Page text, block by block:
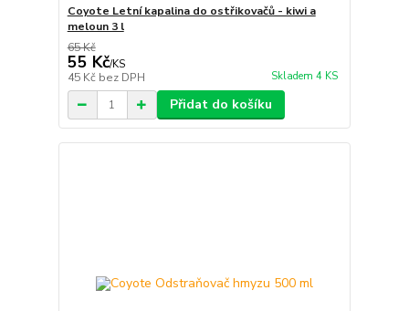
Coyote Letní kapalina do ostřikovačů - kiwi a
meloun 3 l
65 Kč
55 Kč/KS
45 Kč bez DPH Skladem 4 KS
Přidat do košíku